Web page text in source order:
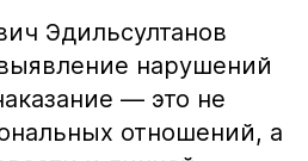
Эдильсултанов
нарушений
— это не
отношений, а